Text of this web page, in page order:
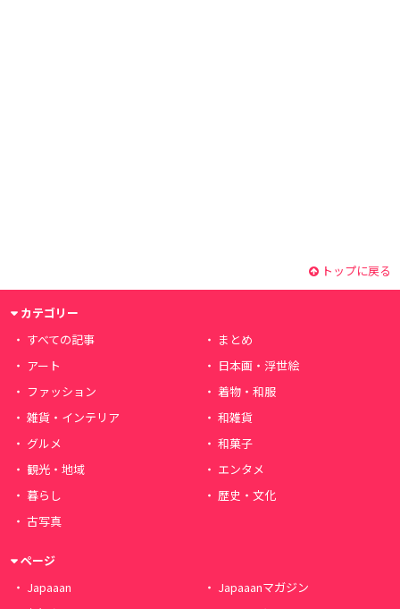
トップに戻る
カテゴリー
すべての記事
まとめ
アート
日本画・浮世絵
ファッション
着物・和服
雑貨・インテリア
和雑貨
グルメ
和菓子
観光・地域
エンタメ
暮らし
歴史・文化
古写真
ページ
Japaaan
Japaaanマガジン